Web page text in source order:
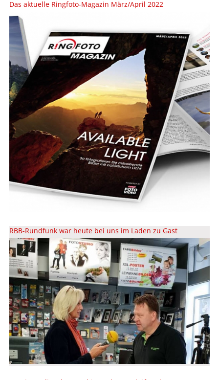
Das aktuelle Ringfoto-Magazin März/April 2022
RBB-Rundfunk war heute bei uns im Laden zu Gast